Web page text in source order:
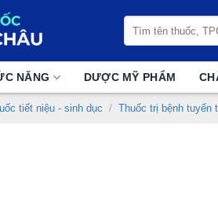
kiếm:
NĂNG DƯỢC MỸ PHẨM
tiết niệu - sinh dục / Thuốc trị bệnh tuyến